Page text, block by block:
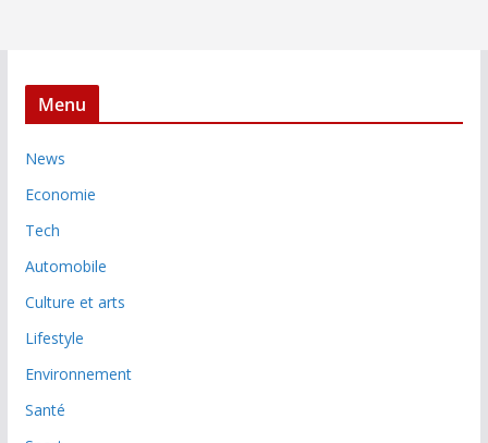
Menu
News
Economie
Tech
Automobile
Culture et arts
Lifestyle
Environnement
Santé